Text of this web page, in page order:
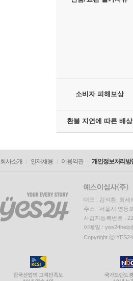
소비자 피해보상
환불 지연에 따른 배상
회사소개 인재채용 이용약관 개인정보처리방
대표 : 김석환, 최세
주소 : 서울시 영등
사업자등록번호 :
이메일 :
Copyright ⓒ